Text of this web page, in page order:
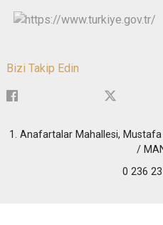
Bizi Takip Edin
1. Anafartalar Mahallesi,
/
0 236